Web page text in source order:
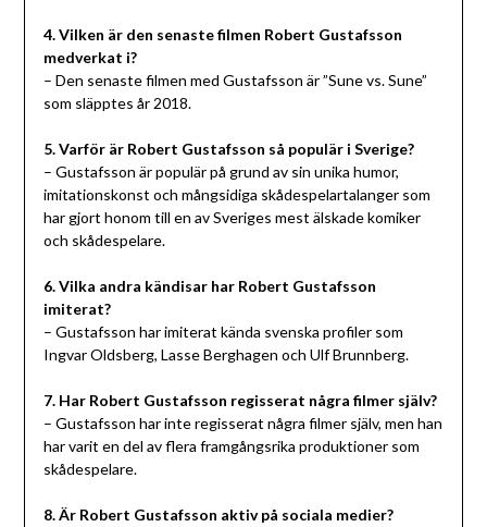
4. Vilken är den senaste filmen Robert Gustafsson
medverkat i?
– Den senaste filmen med Gustafsson är ”Sune vs. Sune”
som släpptes år 2018.
5. Varför är Robert Gustafsson så populär i Sverige?
– Gustafsson är populär på grund av sin unika humor,
imitationskonst och mångsidiga skådespelartalanger som
har gjort honom till en av Sveriges mest älskade komiker
och skådespelare.
6. Vilka andra kändisar har Robert Gustafsson
imiterat?
– Gustafsson har imiterat kända svenska profiler som
Ingvar Oldsberg, Lasse Berghagen och Ulf Brunnberg.
7. Har Robert Gustafsson regisserat några filmer själv?
– Gustafsson har inte regisserat några filmer själv, men han
har varit en del av flera framgångsrika produktioner som
skådespelare.
8. Är Robert Gustafsson aktiv på sociala medier?